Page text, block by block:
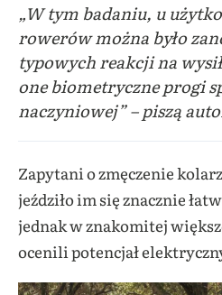
„W tym badaniu, u
rowerów można było
typowych reakcji na
one biometryczne progi
naczyniowej” – piszą
Zapytani o zmęczenie
jeździło im się znacznie
jednak w znakomitej
ocenili potencjał